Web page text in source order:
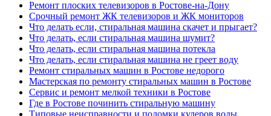
Ремонт плоских телевизоров в Ростове-на-Дону
Срочный ремонт ЖК телевизоров и ЖК мониторов
Что делать если, стиральная машина скачет и прыгает?
Что делать, если стиральная машина шумит?
Что делать, если стиральная машина потекла
Что делать, если стиральная машина не греет воду
Ремонт стиральных машин в Ростове недорого
Мастерская по ремонту стиральных машин в Ростове
Сервис и ремонт мелкой техники в Ростове
Где в Ростове починить стиральную машину
Типовые неисправности и поломки кулеров воды